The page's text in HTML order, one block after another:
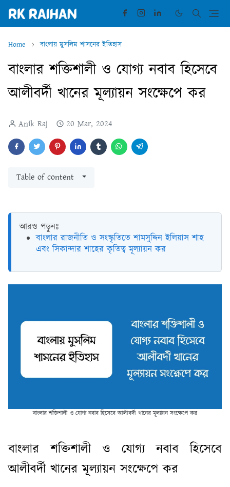
Home বাংলায় মুসলিম শাসনের ইতিহাস
বাংলার শক্তিশালী ও যোগ্য নবাব হিসেবে
আলীবর্দী খানের মূল্যায়ন সংক্ষেপে কর
Anik Raj 20 Mar, 2024
Table of content
আরও পড়ুনঃ
বাংলার রাজনীতি ও সংস্কৃতিতে শামসুদ্দিন ইলিয়াস শাহ
এবং সিকান্দার শাহের কৃতিত্ব মূল্যায়ন কর
বাংলার শক্তিশালী ও যোগ্য নবাব হিসেবে আলীবর্দী খানের মূল্যায়ন সংক্ষেপে কর
বাংলার শক্তিশালী ও যোগ্য নবাব হিসেবে
আলীবর্দী খানের মূল্যায়ন সংক্ষেপে কর